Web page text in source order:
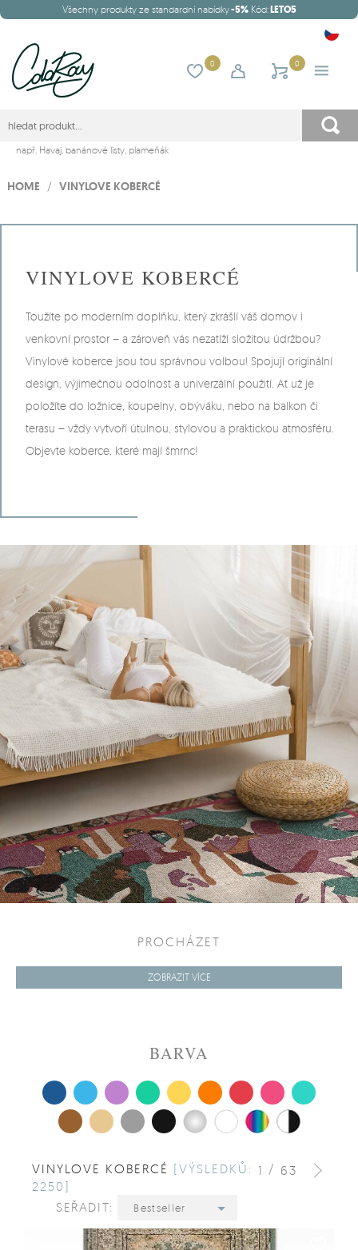
Všechny produkty ze standardní nabídky-5%Kód:LETO5
0 0
např. Havaj, banánové listy, plameňák
HOME / VINYLOVE KOBERCÉ
VINYLOVE KOBERCÉ
Toužíte po moderním doplňku, který zkrášlí váš domov i
venkovní prostor – a zároveň vás nezatíží složitou údržbou?
Vinylové koberce jsou tou správnou volbou! Spojují originální
design, výjimečnou odolnost a univerzální použití. Ať už je
položíte do ložnice, koupelny, obýváku, nebo na balkon či
terasu – vždy vytvoří útulnou, stylovou a praktickou atmosféru.
Objevte koberce, které mají šmrnc!
PROCHÁZET
ZOBRAZIT VÍCE
BARVA
1 / 63
VINYLOVE KOBERCÉ [VÝSLEDKŮ:
2250]
SEŘADIT:
Bestseller